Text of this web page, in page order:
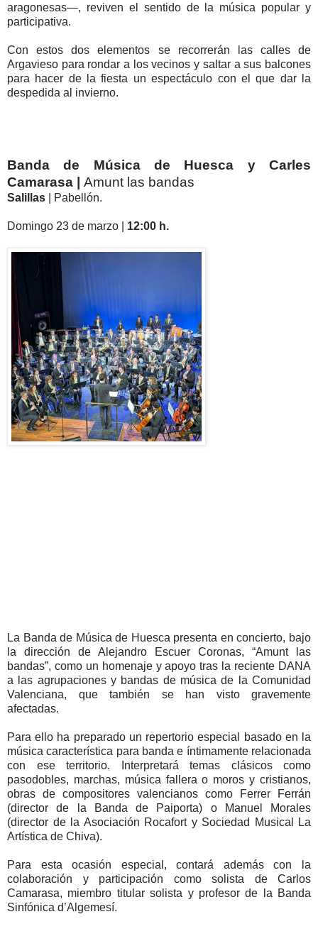
aragonesas—, reviven el sentido de la música popular y
participativa.
Con estos dos elementos se recorrerán las calles de
Argavieso para rondar a los vecinos y saltar a sus balcones
para hacer de la fiesta un espectáculo con el que dar la
despedida al invierno.
Banda de Música de Huesca y Carles
Camarasa | Amunt las bandas
Salillas | Pabellón.
Domingo 23 de marzo | 12:00 h.
La Banda de Música de Huesca presenta en concierto, bajo
la dirección de Alejandro Escuer Coronas, “Amunt las
bandas”, como un homenaje y apoyo tras la reciente DANA
a las agrupaciones y bandas de música de la Comunidad
Valenciana, que también se han visto gravemente
afectadas.
Para ello ha preparado un repertorio especial basado en la
música característica para banda e íntimamente relacionada
con ese territorio. Interpretará temas clásicos como
pasodobles, marchas, música fallera o moros y cristianos,
obras de compositores valencianos como Ferrer Ferrán
(director de la Banda de Paiporta) o Manuel Morales
(director de la Asociación Rocafort y Sociedad Musical La
Artística de Chiva).
Para esta ocasión especial, contará además con la
colaboración y participación como solista de Carlos
Camarasa, miembro titular solista y profesor de la Banda
Sinfónica d’Algemesí.